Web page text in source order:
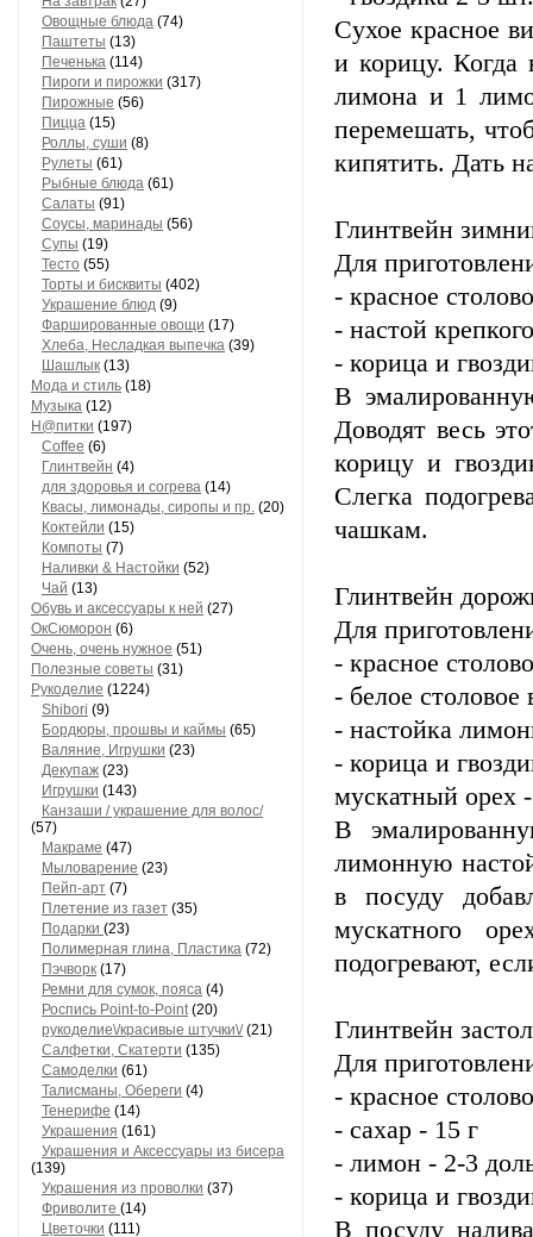
Овощные блюда (74)
Паштеты (13)
Печенька (114)
Пироги и пирожки (317)
Пирожные (56)
Пицца (15)
Роллы, суши (8)
Рулеты (61)
Рыбные блюда (61)
Салаты (91)
Соусы, маринады (56)
Супы (19)
Тесто (55)
Торты и бисквиты (402)
Украшение блюд (9)
Фаршированные овощи (17)
Хлеба, Несладкая выпечка (39)
Шашлык (13)
Мода и стиль (18)
Музыка (12)
Н@питки (197)
Coffee (6)
Глинтвейн (4)
для здоровья и согрева (14)
Квасы, лимонады, сиропы и пр. (20)
Коктейли (15)
Компоты (7)
Наливки & Настойки (52)
Чай (13)
Обувь и аксессуары к ней (27)
ОкСюморон (6)
Очень, очень нужное (51)
Полезные советы (31)
Рукоделие (1224)
Shibori (9)
Бордюры, прошвы и каймы (65)
Валяние, Игрушки (23)
Декупаж (23)
Игрушки (143)
Канзаши / украшение для волос/
(57)
Макраме (47)
Мыловарение (23)
Пейп-арт (7)
Плетение из газет (35)
Подарки (23)
Полимерная глина, Пластика (72)
Пэчворк (17)
Ремни для сумок, пояса (4)
Роспись Point-to-Point(20)
рукоделиe\/красивые штучки\/(21)
Салфетки, Скатерти (135)
Самоделки (61)
Талисманы, Обереги (4)
Тенерифе (14)
Украшения (161)
Украшения и Аксессуары из бисера
(139)
Украшения из проволки (37)
Фриволите (14)
Цветочки (111)
Cухое красное
и корицу. Когда
лимона и 1
перемешать,
кипятить. Дать
Глинтвейн
Для
- красное
- настой
- корица и
В
Доводят весь
корицу и
Слегка
чашкам.
Глинтвейн
Для
- красное
- белое
- настойка
- корица и
мускатный орех
В
лимонную
в посуду
мускатного
подогревают,
Глинтвейн
Для
- красное
- сахар - 15 г
- лимон - 2-3
- корица и
В посуду